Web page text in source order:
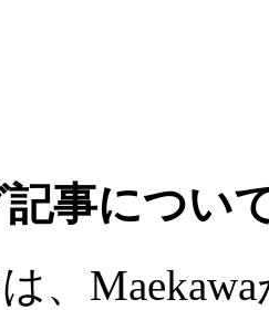
事につい
、